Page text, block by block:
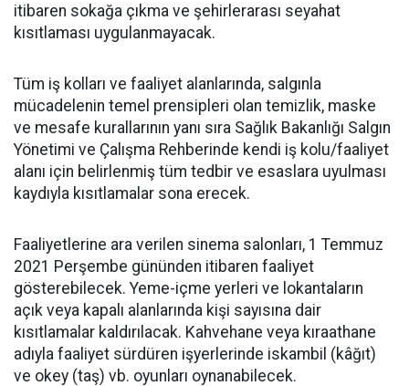
itibaren sokağa çıkma ve şehirlerarası seyahat
kısıtlaması uygulanmayacak.
Tüm iş kolları ve faaliyet alanlarında, salgınla
mücadelenin temel prensipleri olan temizlik, maske
ve mesafe kurallarının yanı sıra Sağlık Bakanlığı Salgın
Yönetimi ve Çalışma Rehberinde kendi iş kolu/faaliyet
alanı için belirlenmiş tüm tedbir ve esaslara uyulması
kaydıyla kısıtlamalar sona erecek.
Faaliyetlerine ara verilen sinema salonları, 1 Temmuz
2021 Perşembe gününden itibaren faaliyet
gösterebilecek. Yeme-içme yerleri ve lokantaların
açık veya kapalı alanlarında kişi sayısına dair
kısıtlamalar kaldırılacak. Kahvehane veya kıraathane
adıyla faaliyet sürdüren işyerlerinde iskambil (kâğıt)
ve okey (taş) vb. oyunları oynanabilecek.